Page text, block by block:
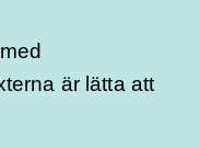
är lätta att